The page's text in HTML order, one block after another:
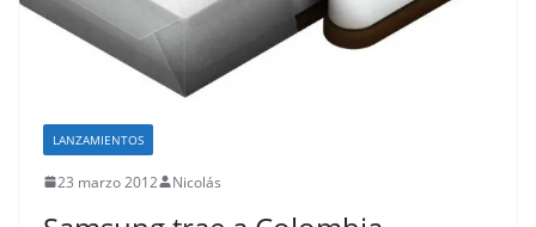
LANZAMIENTOS
23 marzo 2012 Nicolás